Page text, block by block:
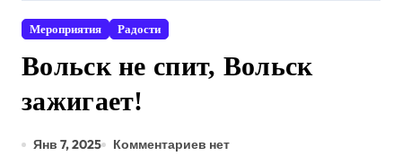
Мероприятия Радости
Вольск не спит, Вольск
зажигает!
Янв 7, 2025 Комментариев нет